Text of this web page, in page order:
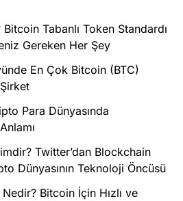
Tabanlı Token Standardı
Gereken Her Şey
En Çok Bitcoin (BTC)
Para Dünyasında
Twitter’dan Blockchain
Dünyasının Teknoloji Öncüsü
Bitcoin İçin Hızlı ve